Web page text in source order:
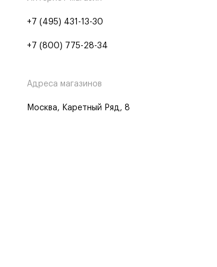
+7 (495) 431-13-30
+7 (800) 775-28-34
Адреса магазинов
Москва, Каретный Ряд, 8